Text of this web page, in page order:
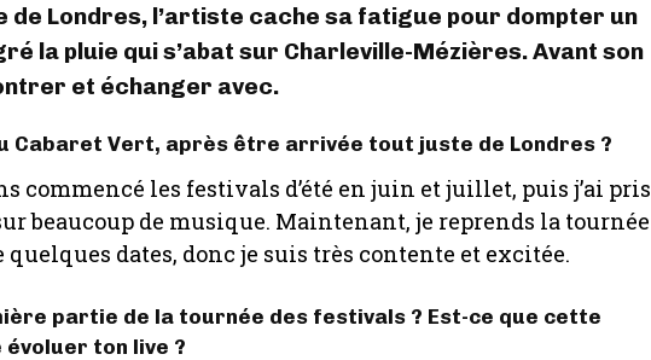
Londres, l’artiste cache sa fatigue pour dompter un
la pluie qui s’abat sur Charleville-Mézières. Avant son
et échanger avec.
Cabaret Vert, après être arrivée tout juste de Londres ?
commencé les festivals d’été en juin et juillet, puis j’ai pris
beaucoup de musique. Maintenant, je reprends la tournée
dates, donc je suis très contente et excitée.
partie de la tournée des festivals ? Est-ce que cette
ton live ?